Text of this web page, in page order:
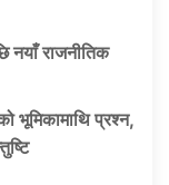
नयाँ राजनीतिक
भूमिकामाथि प्रश्न,